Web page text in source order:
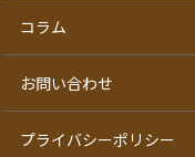
コラム
お問い合わせ
プライバシーポリシー